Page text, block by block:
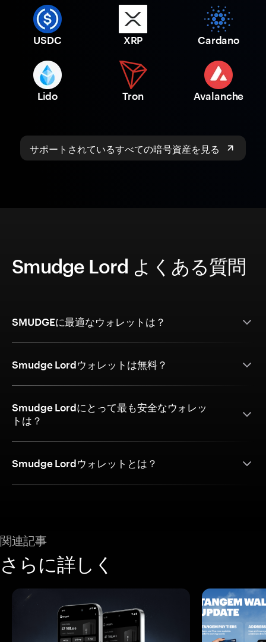
USDC XRP Cardano
Lido Tron Avalanche
サポートされているすべての暗号資産を見る
Smudge Lord よくある質問
SMUDGEに最適なウォレットは？
Smudge Lordウォレットは無料？
Smudge Lordにとって最も安全なウォレッ
トは？
Smudge Lordウォレットとは？
関連記事
さらに詳しく